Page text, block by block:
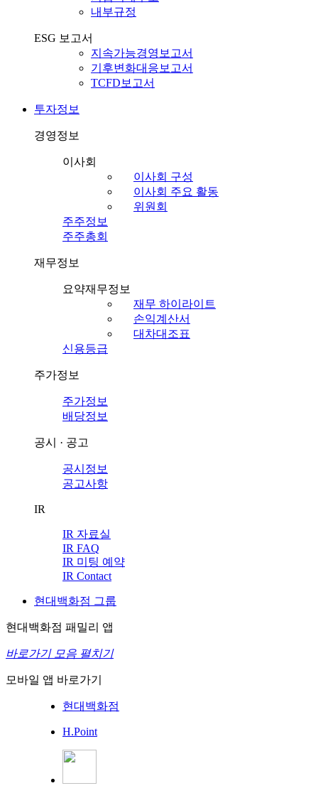
내부규정
ESG 보고서
지속가능경영보고서
기후변화대응보고서
TCFD보고서
투자정보
경영정보
이사회
이사회 구성
이사회 주요 활동
위원회
주주정보
주주총회
재무정보
요약재무정보
재무 하이라이트
손익계산서
대차대조표
신용등급
주가정보
주가정보
배당정보
공시 · 공고
공시정보
공고사항
IR
IR 자료실
IR FAQ
IR 미팅 예약
IR Contact
현대백화점 그룹
현대백화점 패밀리 앱
바로가기 모음 펼치기
모바일 앱 바로가기
현대백화점
H.Point